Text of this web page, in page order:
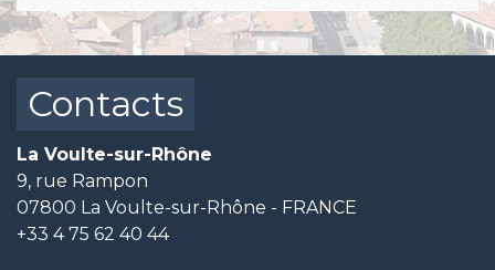
Contacts
La Voulte-sur-Rhône
9, rue Rampon
07800 La Voulte-sur-Rhône - FRANCE
+33 4 75 62 40 44